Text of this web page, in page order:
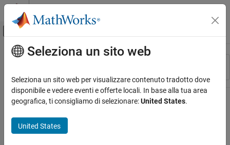
Vai al contenuto
Attiva/disattiva menu di navigazione
Risorsa
Stato
Contenuto principale
Seleziona un sito web
Seleziona un sito web per visualizzare contenuto tradotto dove
disponibile e vedere eventi e offerte locali. In base alla tua area
geografica, ti consigliamo di selezionare:United States.
United States